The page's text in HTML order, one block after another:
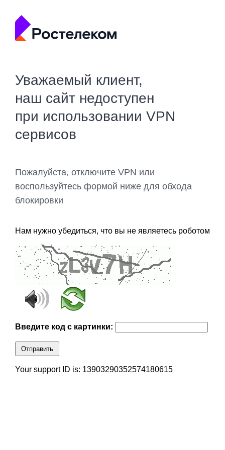
Уважаемый клиент,
наш сайт недоступен
при использовании VPN
сервисов
Пожалуйста, отключите VPN или
воспользуйтесь формой ниже для обхода
блокировки
Нам нужно убедиться, что вы не являетесь роботом
Введите код с картинки:
Отправить
Your support ID is: 13903290352574180615